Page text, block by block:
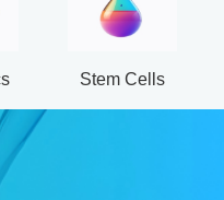
Stem Cells